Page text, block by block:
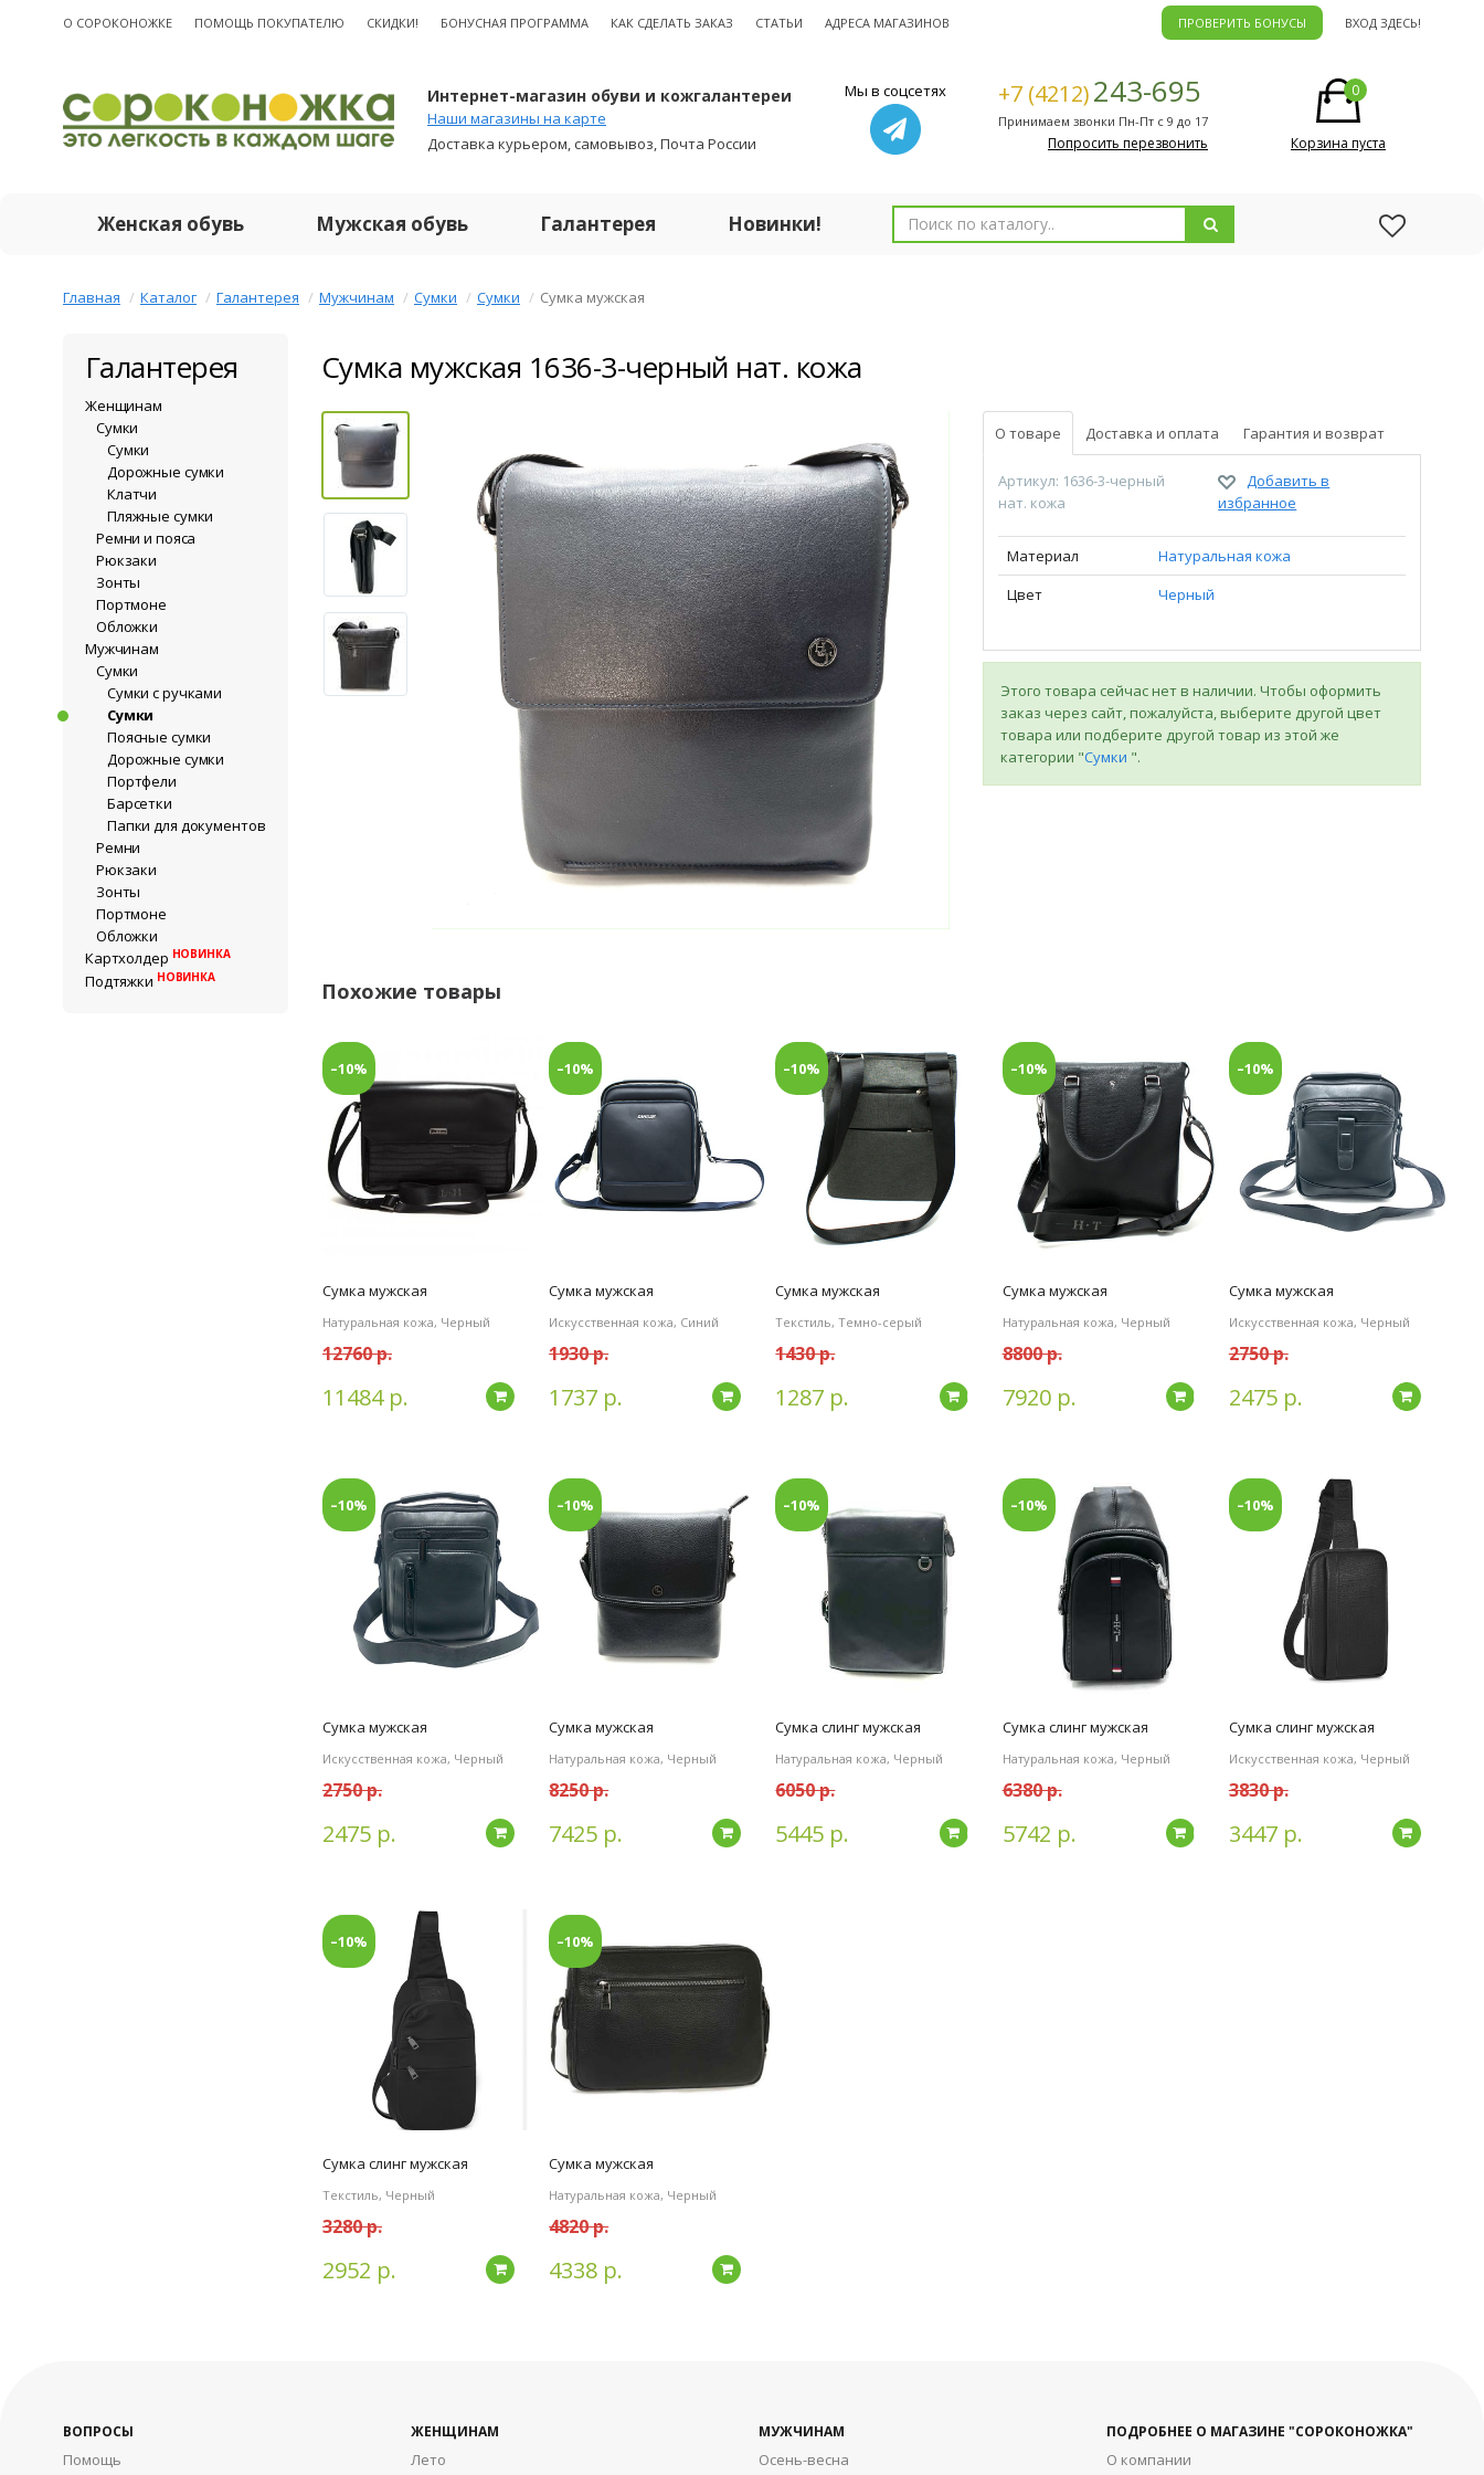
О CОРОКОНОЖКЕ ПОМОЩЬ ПОКУПАТЕЛЮ СКИДКИ! БОНУСНАЯ ПРОГРАММА КАК СДЕЛАТЬ ЗАКАЗ СТАТЬИ АДРЕСА МАГАЗИНОВ ПРОВЕРИТЬ БОНУСЫ ВХОД ЗДЕСЬ!
Интернет-магазин обуви и кожгалантереи
Наши магазины на карте
Доставка курьером, самовывоз, Почта России
Мы в соцсетях +7 (4212)243-695
Принимаем звонки Пн-Пт с 9 до 17
Попросить перезвонить
0
Корзина пуста
Женская обувь Мужская обувь Галантерея Новинки!
Главная Каталог Галантерея Мужчинам Сумки Сумки Сумка мужская
Галантерея
Женщинам
Сумки
Сумки
Дорожные сумки
Клатчи
Пляжные сумки
Ремни и пояса
Рюкзаки
Зонты
Портмоне
Обложки
Мужчинам
Сумки
Сумки с ручками
Сумки
Поясные сумки
Дорожные сумки
Портфели
Барсетки
Папки для документов
Ремни
Рюкзаки
Зонты
Портмоне
Обложки
Картхолдер НОВИНКА
Подтяжки НОВИНКА
Сумка мужская 1636-3-черный нат. кожа
О товаре Доставка и оплата Гарантия и возврат
Артикул: 1636-3-черный
нат. кожа
Добавить в
избранное
Материал
Натуральная кожа
Цвет
Черный
Этого товара сейчас нет в наличии. Чтобы оформить
заказ через сайт, пожалуйста, выберите другой цвет
товара или подберите другой товар из этой же
категории "Сумки ".
Похожие товары
–10%
Сумка мужская
Натуральная кожа, Черный
12760 р.
11484 р. Подробнее
–10%
Сумка мужская
Искусственная кожа, Синий
1930 р.
1737 р. Подробнее
–10%
Сумка мужская
Текстиль, Темно-серый
1430 р.
1287 р. Подробнее
–10%
Сумка мужская
Натуральная кожа, Черный
8800 р.
7920 р. Подробнее
–10%
Сумка мужская
Искусственная кожа, Черный
2750 р.
2475 р.
–10%
Сумка мужская
Искусственная кожа, Черный
2750 р.
2475 р. Подробнее
–10%
Сумка мужская
Натуральная кожа, Черный
8250 р.
7425 р. Подробнее
–10%
Сумка слинг мужская
Натуральная кожа, Черный
6050 р.
5445 р. Подробнее
–10%
Сумка слинг мужская
Натуральная кожа, Черный
6380 р.
5742 р. Подробнее
–10%
Сумка слинг мужская
Искусственная кожа, Черный
3830 р.
3447 р.
–10%
Сумка слинг мужская
Текстиль, Черный
3280 р.
2952 р. Подробнее
–10%
Сумка мужская
Натуральная кожа, Черный
4820 р.
4338 р. Подробнее
ВОПРОСЫ
Помощь
ЖЕНЩИНАМ
Лето
МУЖЧИНАМ
Осень-весна
ПОДРОБНЕЕ О МАГАЗИНЕ "СОРОКОНОЖКА"
О компании